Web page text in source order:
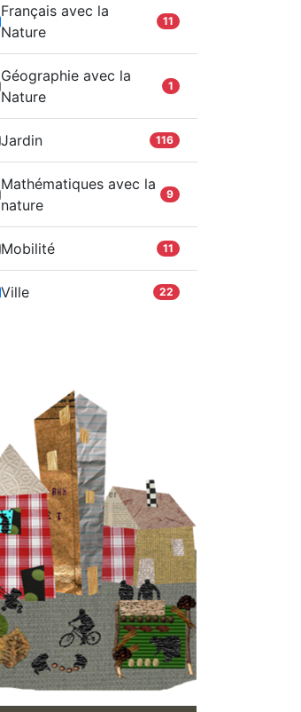
Français avec la
Nature
11
Géographie avec la
Nature
1
Jardin 116
Mathématiques avec la
nature
9
Mobilité 11
Ville 22